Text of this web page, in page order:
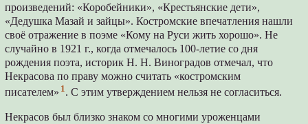
произведений: «Коробейники», «Крестьянские дети»,
«Дедушка Мазай и зайцы». Костромские впечатления нашли
своё отражение в поэме «Кому на Руси жить хорошо». Не
случайно в 1921 г., когда отмечалось 100-летие со дня
рождения поэта, историк Н. Н. Виноградов отмечал, что
Некрасова по праву можно считать «костромским
писателем» 1. С этим утверждением нельзя не согласиться.
Некрасов был близко знаком со многими уроженцами